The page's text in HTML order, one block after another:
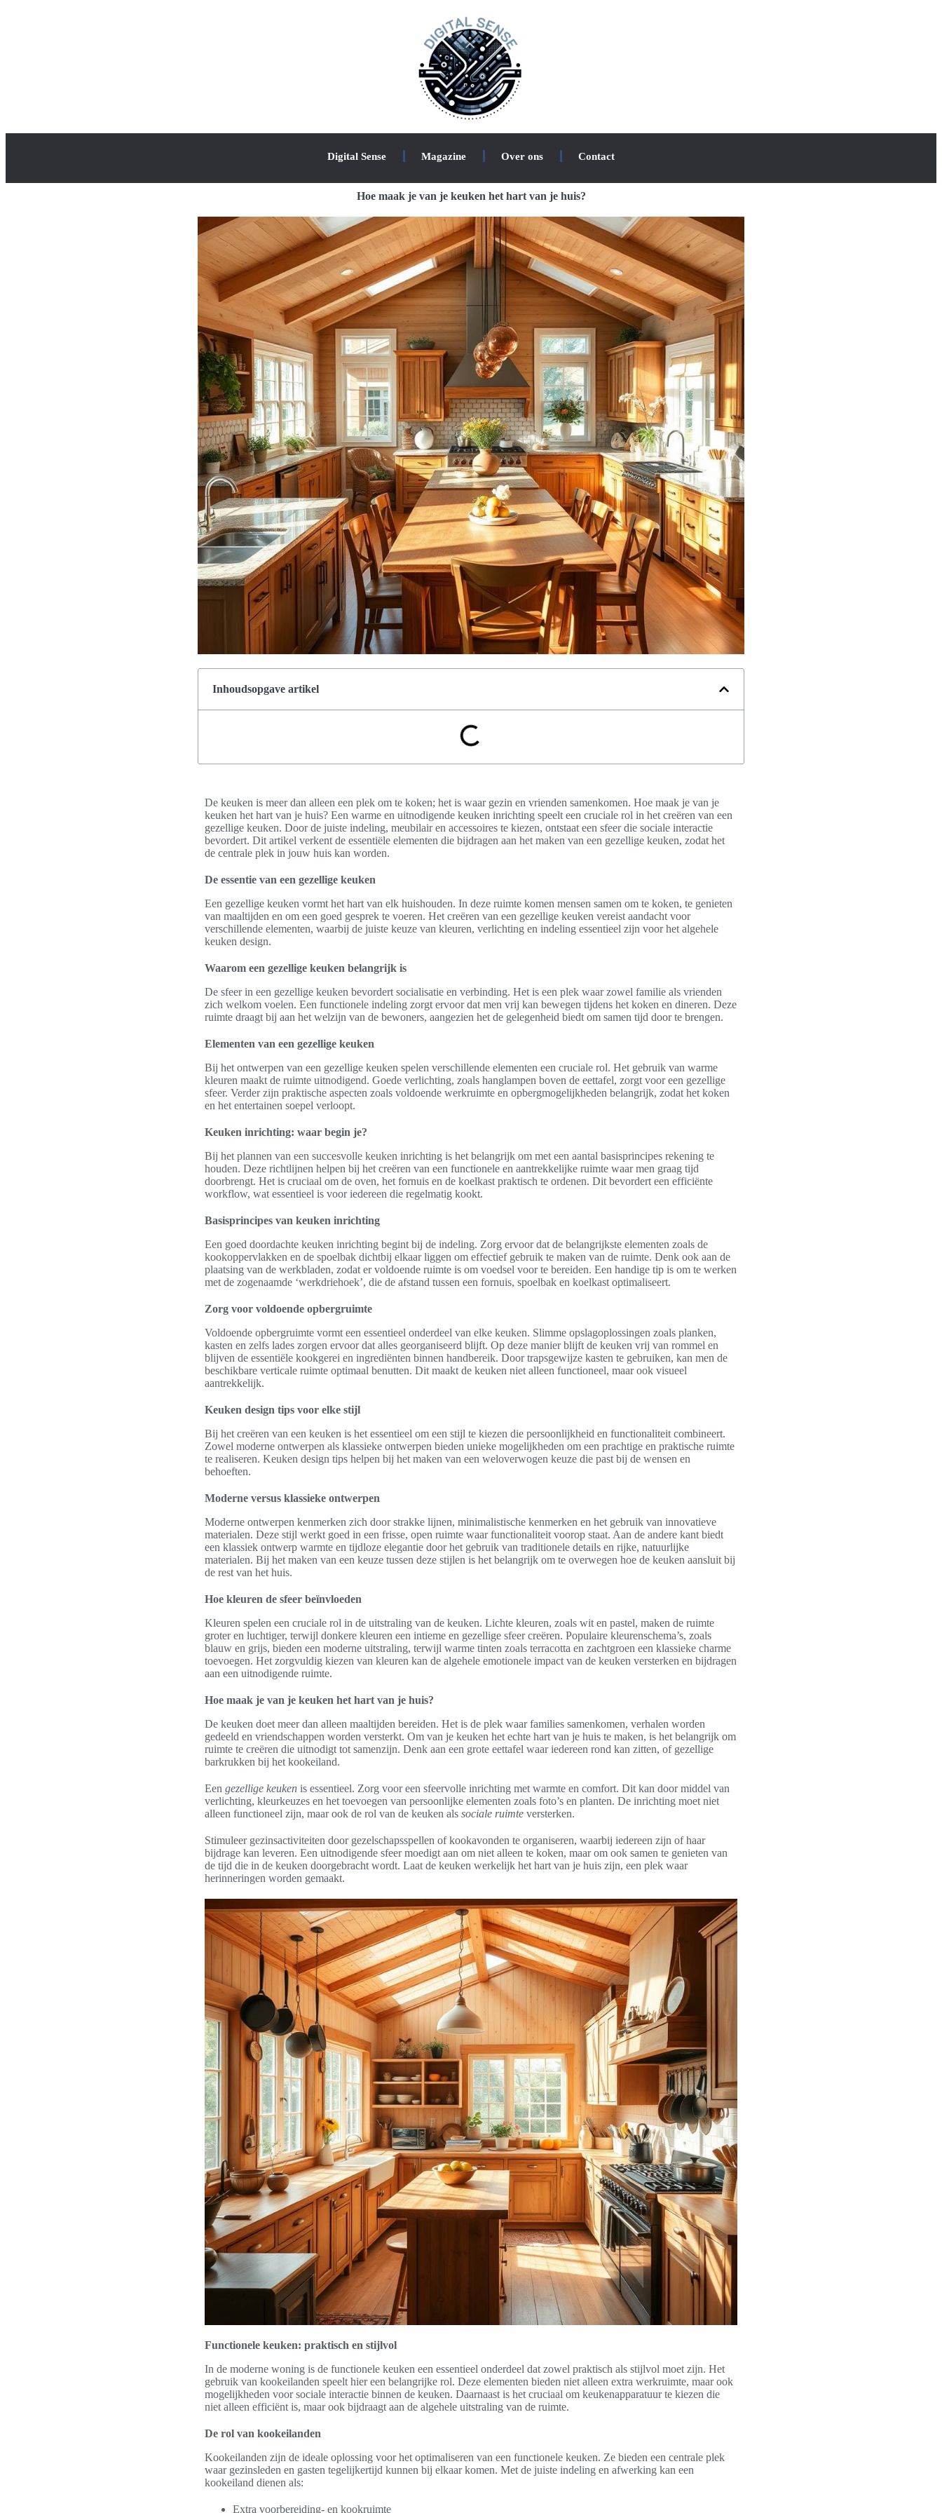
Digital Sense Magazine Over ons Contact
Hoe maak je van je keuken het hart van je huis?
Inhoudsopgave artikel
De keuken is meer dan alleen een plek om te koken; het is waar gezin en vrienden samenkomen. Hoe maak je van je
keuken het hart van je huis? Een warme en uitnodigende keuken inrichting speelt een cruciale rol in het creëren van een
gezellige keuken. Door de juiste indeling, meubilair en accessoires te kiezen, ontstaat een sfeer die sociale interactie
bevordert. Dit artikel verkent de essentiële elementen die bijdragen aan het maken van een gezellige keuken, zodat het
de centrale plek in jouw huis kan worden.
De essentie van een gezellige keuken
Een gezellige keuken vormt het hart van elk huishouden. In deze ruimte komen mensen samen om te koken, te genieten
van maaltijden en om een goed gesprek te voeren. Het creëren van een gezellige keuken vereist aandacht voor
verschillende elementen, waarbij de juiste keuze van kleuren, verlichting en indeling essentieel zijn voor het algehele
keuken design.
Waarom een gezellige keuken belangrijk is
De sfeer in een gezellige keuken bevordert socialisatie en verbinding. Het is een plek waar zowel familie als vrienden
zich welkom voelen. Een functionele indeling zorgt ervoor dat men vrij kan bewegen tijdens het koken en dineren. Deze
ruimte draagt bij aan het welzijn van de bewoners, aangezien het de gelegenheid biedt om samen tijd door te brengen.
Elementen van een gezellige keuken
Bij het ontwerpen van een gezellige keuken spelen verschillende elementen een cruciale rol. Het gebruik van warme
kleuren maakt de ruimte uitnodigend. Goede verlichting, zoals hanglampen boven de eettafel, zorgt voor een gezellige
sfeer. Verder zijn praktische aspecten zoals voldoende werkruimte en opbergmogelijkheden belangrijk, zodat het koken
en het entertainen soepel verloopt.
Keuken inrichting: waar begin je?
Bij het plannen van een succesvolle keuken inrichting is het belangrijk om met een aantal basisprincipes rekening te
houden. Deze richtlijnen helpen bij het creëren van een functionele en aantrekkelijke ruimte waar men graag tijd
doorbrengt. Het is cruciaal om de oven, het fornuis en de koelkast praktisch te ordenen. Dit bevordert een efficiënte
workflow, wat essentieel is voor iedereen die regelmatig kookt.
Basisprincipes van keuken inrichting
Een goed doordachte keuken inrichting begint bij de indeling. Zorg ervoor dat de belangrijkste elementen zoals de
kookoppervlakken en de spoelbak dichtbij elkaar liggen om effectief gebruik te maken van de ruimte. Denk ook aan de
plaatsing van de werkbladen, zodat er voldoende ruimte is om voedsel voor te bereiden. Een handige tip is om te werken
met de zogenaamde ‘werkdriehoek’, die de afstand tussen een fornuis, spoelbak en koelkast optimaliseert.
Zorg voor voldoende opbergruimte
Voldoende opbergruimte vormt een essentieel onderdeel van elke keuken. Slimme opslagoplossingen zoals planken,
kasten en zelfs lades zorgen ervoor dat alles georganiseerd blijft. Op deze manier blijft de keuken vrij van rommel en
blijven de essentiële kookgerei en ingrediënten binnen handbereik. Door trapsgewijze kasten te gebruiken, kan men de
beschikbare verticale ruimte optimaal benutten. Dit maakt de keuken niet alleen functioneel, maar ook visueel
aantrekkelijk.
Keuken design tips voor elke stijl
Bij het creëren van een keuken is het essentieel om een stijl te kiezen die persoonlijkheid en functionaliteit combineert.
Zowel moderne ontwerpen als klassieke ontwerpen bieden unieke mogelijkheden om een prachtige en praktische ruimte
te realiseren. Keuken design tips helpen bij het maken van een weloverwogen keuze die past bij de wensen en
behoeften.
Moderne versus klassieke ontwerpen
Moderne ontwerpen kenmerken zich door strakke lijnen, minimalistische kenmerken en het gebruik van innovatieve
materialen. Deze stijl werkt goed in een frisse, open ruimte waar functionaliteit voorop staat. Aan de andere kant biedt
een klassiek ontwerp warmte en tijdloze elegantie door het gebruik van traditionele details en rijke, natuurlijke
materialen. Bij het maken van een keuze tussen deze stijlen is het belangrijk om te overwegen hoe de keuken aansluit bij
de rest van het huis.
Hoe kleuren de sfeer beïnvloeden
Kleuren spelen een cruciale rol in de uitstraling van de keuken. Lichte kleuren, zoals wit en pastel, maken de ruimte
groter en luchtiger, terwijl donkere kleuren een intieme en gezellige sfeer creëren. Populaire kleurenschema’s, zoals
blauw en grijs, bieden een moderne uitstraling, terwijl warme tinten zoals terracotta en zachtgroen een klassieke charme
toevoegen. Het zorgvuldig kiezen van kleuren kan de algehele emotionele impact van de keuken versterken en bijdragen
aan een uitnodigende ruimte.
Hoe maak je van je keuken het hart van je huis?
De keuken doet meer dan alleen maaltijden bereiden. Het is de plek waar families samenkomen, verhalen worden
gedeeld en vriendschappen worden versterkt. Om van je keuken het echte hart van je huis te maken, is het belangrijk om
ruimte te creëren die uitnodigt tot samenzijn. Denk aan een grote eettafel waar iedereen rond kan zitten, of gezellige
barkrukken bij het kookeiland.
Een gezellige keuken is essentieel. Zorg voor een sfeervolle inrichting met warmte en comfort. Dit kan door middel van
verlichting, kleurkeuzes en het toevoegen van persoonlijke elementen zoals foto’s en planten. De inrichting moet niet
alleen functioneel zijn, maar ook de rol van de keuken als sociale ruimte versterken.
Stimuleer gezinsactiviteiten door gezelschapsspellen of kookavonden te organiseren, waarbij iedereen zijn of haar
bijdrage kan leveren. Een uitnodigende sfeer moedigt aan om niet alleen te koken, maar om ook samen te genieten van
de tijd die in de keuken doorgebracht wordt. Laat de keuken werkelijk het hart van je huis zijn, een plek waar
herinneringen worden gemaakt.
Functionele keuken: praktisch en stijlvol
In de moderne woning is de functionele keuken een essentieel onderdeel dat zowel praktisch als stijlvol moet zijn. Het
gebruik van kookeilanden speelt hier een belangrijke rol. Deze elementen bieden niet alleen extra werkruimte, maar ook
mogelijkheden voor sociale interactie binnen de keuken. Daarnaast is het cruciaal om keukenapparatuur te kiezen die
niet alleen efficiënt is, maar ook bijdraagt aan de algehele uitstraling van de ruimte.
De rol van kookeilanden
Kookeilanden zijn de ideale oplossing voor het optimaliseren van een functionele keuken. Ze bieden een centrale plek
waar gezinsleden en gasten tegelijkertijd kunnen bij elkaar komen. Met de juiste indeling en afwerking kan een
kookeiland dienen als:
Extra voorbereiding- en kookruimte